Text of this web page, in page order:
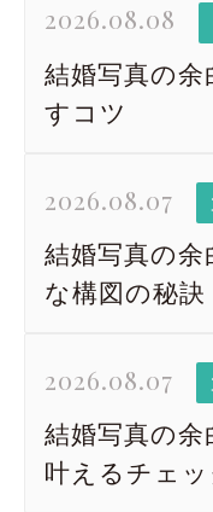
2026.08.08
結婚写真の
すコツ
2026.08.07
結婚写真の
な構図の秘訣
2026.08.07
結婚写真の
叶えるチェ